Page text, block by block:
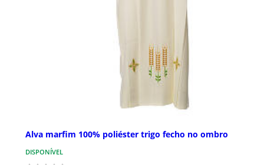
Alva marfim 100% poliéster trigo fecho no ombro
DISPONÍVEL